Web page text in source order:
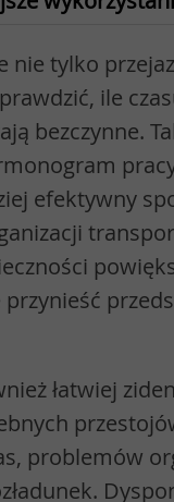
tylko
ile
bezczynne.
efektywny
przynieść
łatwiej
problemów